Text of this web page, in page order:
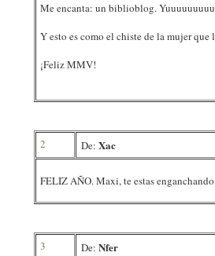
Me encanta: un biblioblog.
Y esto es como el chiste de la mujer
¡Feliz MMV!
2 De: Xac
FELIZ AÑO. Maxi, te estas
3 De: Nfer